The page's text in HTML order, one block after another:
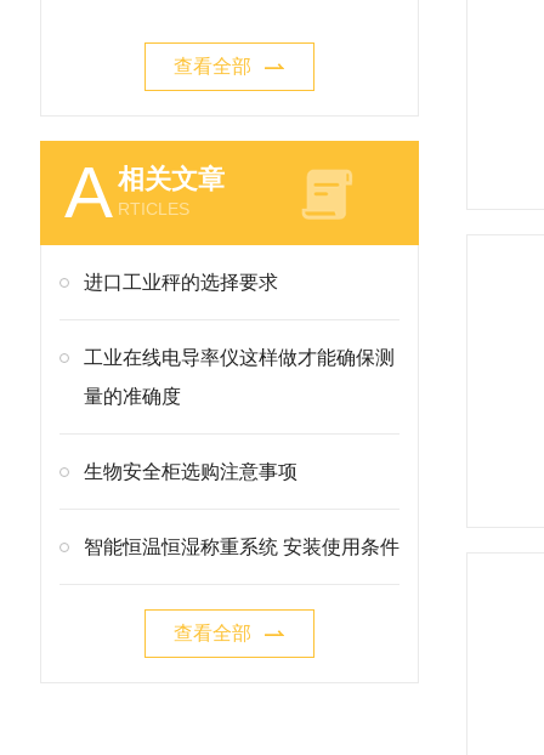
查看全部
A相关文章
RTICLES
进口工业秤的选择要求
工业在线电导率仪这样做才能确保测
量的准确度
生物安全柜选购注意事项
智能恒温恒湿称重系统 安装使用条件
查看全部